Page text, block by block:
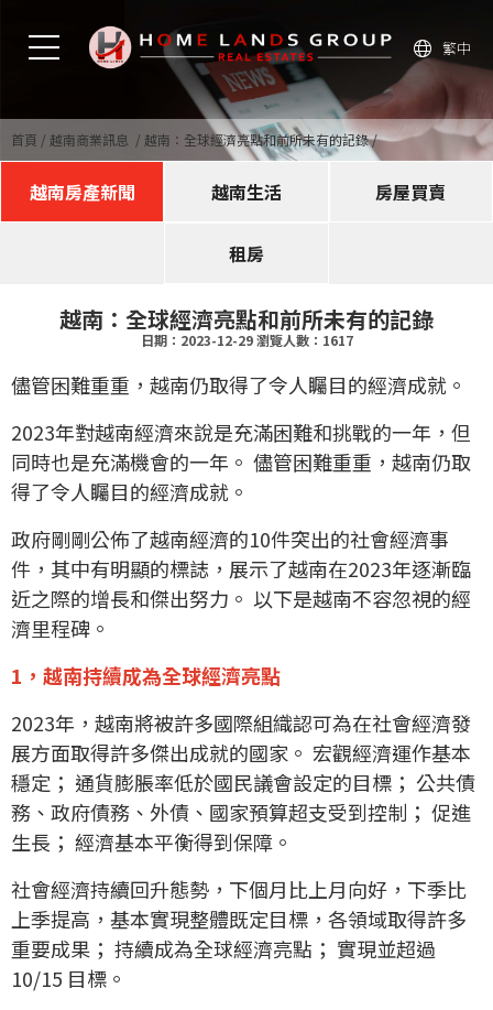
繁中
首頁 越南商業訊息 越南：全球經濟亮點和前所未有的記錄
越南房產新聞 越南生活 房屋買賣
租房
越南：全球經濟亮點和前所未有的記錄
日期：2023-12-29 瀏覽人數：1617
儘管困難重重，越南仍取得了令人矚目的經濟成就。
2023年對越南經濟來說是充滿困難和挑戰的一年，但
同時也是充滿機會的一年。 儘管困難重重，越南仍取
得了令人矚目的經濟成就。
政府剛剛公佈了越南經濟的10件突出的社會經濟事
件，其中有明顯的標誌，展示了越南在2023年逐漸臨
近之際的增長和傑出努力。 以下是越南不容忽視的經
濟里程碑。
1，越南持續成為全球經濟亮點
2023年，越南將被許多國際組織認可為在社會經濟發
展方面取得許多傑出成就的國家。 宏觀經濟運作基本
穩定； 通貨膨脹率低於國民議會設定的目標； 公共債
務、政府債務、外債、國家預算超支受到控制； 促進
生長； 經濟基本平衡得到保障。
社會經濟持續回升態勢，下個月比上月向好，下季比
上季提高，基本實現整體既定目標，各領域取得許多
重要成果； 持續成為全球經濟亮點； 實現並超過
10/15 目標。